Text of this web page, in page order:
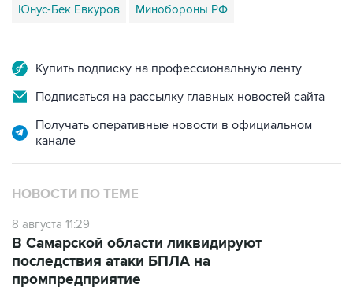
Юнус-Бек Евкуров Минобороны РФ
Купить подписку на профессиональную ленту
Подписаться на рассылку главных новостей сайта
Получать оперативные новости в официальном
канале
НОВОСТИ ПО ТЕМЕ
8 августа 11:29
В Самарской области ликвидируют
последствия атаки БПЛА на
промпредприятие